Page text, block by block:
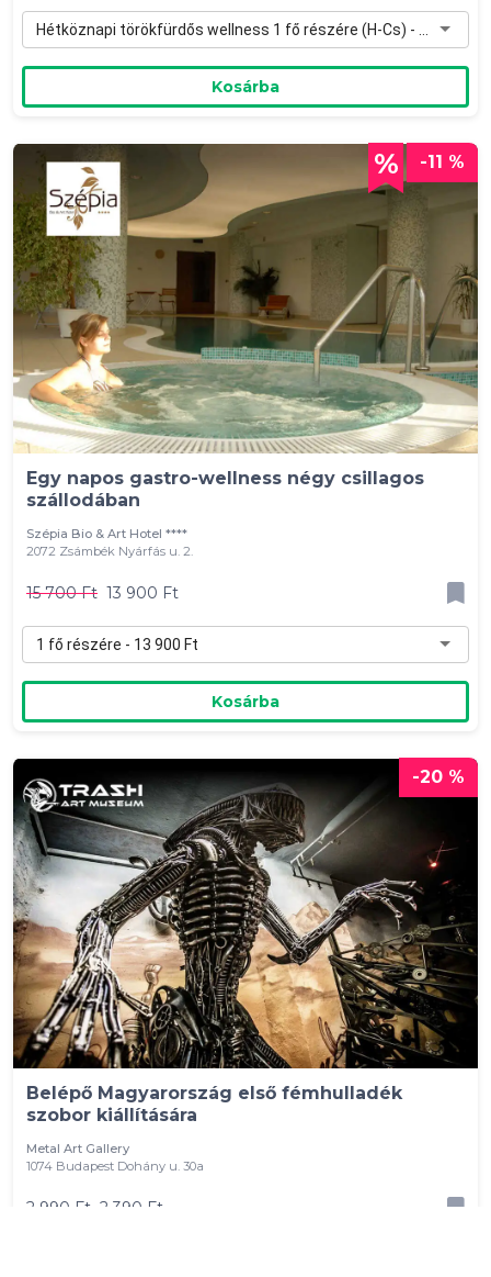
Kosárba
-11 %
Egy napos gastro-wellness négy csillagos
szállodában
Szépia Bio & Art Hotel ****
2072 Zsámbék Nyárfás u. 2.
15 700 Ft 13 900 Ft
1 fő részére - 13 900 Ft
Kosárba
-20 %
Belépő Magyarország első fémhulladék
szobor kiállítására
Metal Art Gallery
1074 Budapest Dohány u. 30a
2 990 Ft 2 390 Ft